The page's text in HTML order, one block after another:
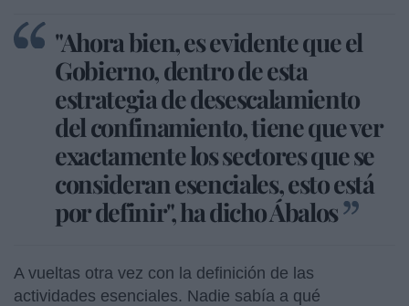
"Ahora bien, es evidente que el
Gobierno, dentro de esta
estrategia de desescalamiento
del confinamiento, tiene que ver
exactamente los sectores que se
consideran esenciales, esto está
por definir", ha dicho Ábalos
A vueltas otra vez con la definición de las
actividades esenciales. Nadie sabía a qué